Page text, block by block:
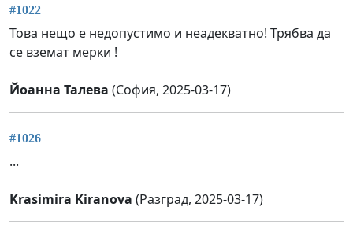
#1022
Това нещо е недопустимо и неадекватно! Трябва да
се вземат мерки !
Йоанна Талева (София, 2025-03-17)
#1026
...
Krasimira Kiranova (Разград, 2025-03-17)